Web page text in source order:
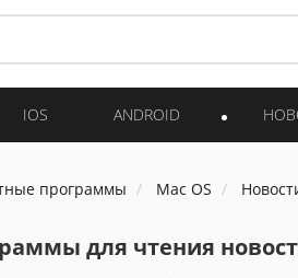
IOS ANDROID
программы Mac OS
для чтения